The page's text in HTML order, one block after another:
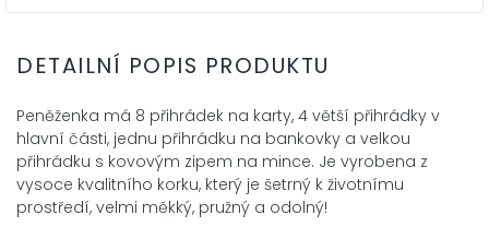
DETAILNÍ POPIS PRODUKTU
Peněženka má 8 přihrádek na karty, 4 větší přihrádky v
hlavní části, jednu přihrádku na bankovky a velkou
přihrádku s kovovým zipem na mince. Je vyrobena z
vysoce kvalitního korku, který je šetrný k životnímu
prostředí, velmi měkký, pružný a odolný!